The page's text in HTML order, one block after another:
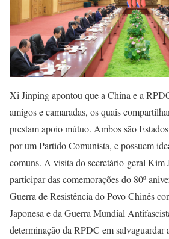
Xi Jinping apontou que a China e a
amigos e camaradas, os quais
prestam apoio mútuo. Ambos são
por um Partido Comunista, e possuem
comuns. A visita do secretário-geral Kim
participar das comemorações do 80º
Guerra de Resistência do Povo Chinês
Japonesa e da Guerra Mundial
determinação da RPDC em salvaguardar